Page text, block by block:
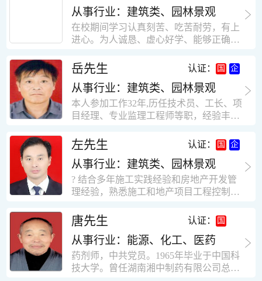
从事行业：建筑类、园林景观
在校期间学习认真刻苦、吃苦耐劳，有上
进心。为人诚恳、虚心好学、能够正确对
思想积极上进，接受能力和独立能力强，
有很强的团队精神和集体荣誉感。做事认
真负责，有很强的责任心。秉承山大扎
实、厚重的学风。为人正直、诚信、稳
重。有强烈的上进心、事业心。有很强的
工作学习认真踏实，能够吃苦耐劳，责任
心强。 性格外向、开朗，有良好的人
际关系和一定的组织能力。做事认真负
责、积极肯干。我有信心在今后的工作岗
位上发挥自己的才能!积极的人生观，在我
的字典中没有“放弃”，始终坚信只要努力
快掌握一种新事物的能力。我的格言：也
许我不是最好的，但我会做得更好。知识
面广泛，头脑灵活，思维开阔敏捷，极富
创新精神。
岳先生 认证：
从事行业：建筑类、园林景观
本人参加工作32年,历任技术员、工长、项
目经理、专业监理工程师等职，经验丰
计，工程经济技术分析，能适应建筑行业
各种岗位，组织协调能力强，技术全面，
适用工地管理． 本人1978年高中毕业，同
年参加工作，至今已在建筑行业工作了30
年。从1978年进入本县建筑公司学徒开始
目经理、专业监理工程师等职。 管理过许
多各种结构的工业及民用建筑。1984年至
1986年就职于新疆乌鲁木齐铁路局劳动服
务公司建筑三工区任技术员。参于管理的
项目有：职工居乐部游艺楼，4000平方，
砖混结构。职工电教楼，8000平方，框架
左先生 认证：
从事行业：建筑类、园林景观
? 结合多年施工实践经验和房地产开发管
理经验，熟悉施工和地产项目工程控制要
意识，丰富的经营理念和管理手段，能独
立处理各种工程技术问题；具有较强的沟
通协调能力和组织管理能力； ? 近十多年
的房地产方面工作经验，现任职江苏雨润
农产品集团南昌公司副总经理兼工程总工
唐先生 认证：
从事行业：能源、化工、医药
药剂师，中共党员。1965年毕业于中国科
技大学。曾任湖南湘中制药有限公司总工